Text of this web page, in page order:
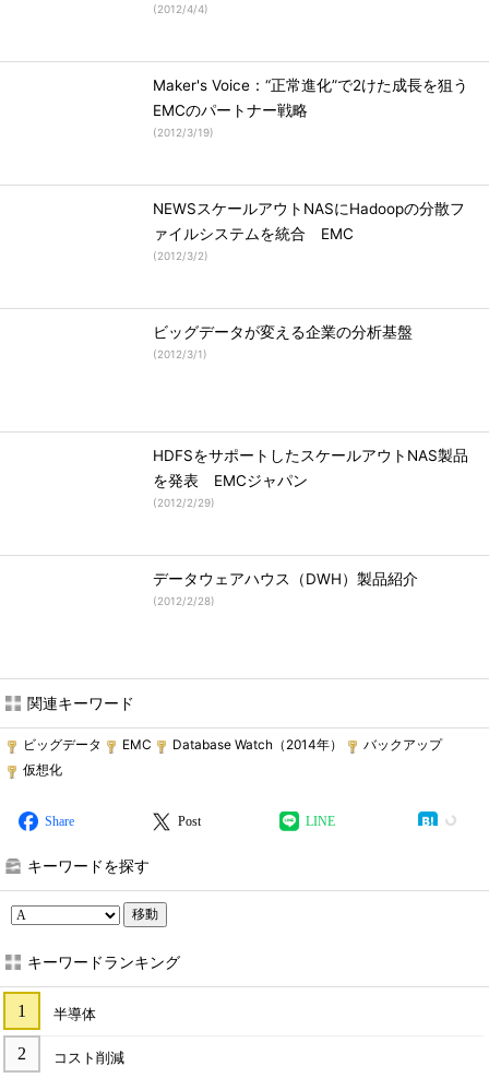
(2012/4/4)
Maker's Voice：“正常進化”で2けた成長を狙う
EMCのパートナー戦略
(2012/3/19)
NEWSスケールアウトNASにHadoopの分散フ
ァイルシステムを統合 EMC
(2012/3/2)
ビッグデータが変える企業の分析基盤
(2012/3/1)
HDFSをサポートしたスケールアウトNAS製品
を発表 EMCジャパン
(2012/2/29)
データウェアハウス（DWH）製品紹介
(2012/2/28)
関連キーワード
ビッグデータ EMC Database Watch（2014年）
バックアップ
仮想化
Share Post LINE
キーワードを探す
移動
キーワードランキング
半導体
コスト削減